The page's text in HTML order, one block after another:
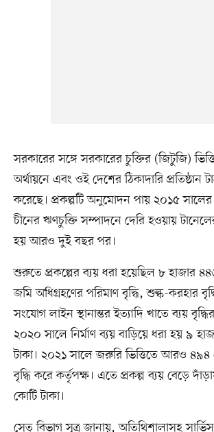
সরকারের সঙ্গে সরকারের চুক্তির (জিটুজি)
অর্থায়নে এবং ওই দেশের ঠিকাদারি প্রতিষ্ঠান
করেছে। প্রকল্পটি অনুমোদন পায় ২০১৫ সালের
চীনের ঋণচুক্তি সম্পাদনে দেরি হওয়ায়
হয় আরও দুই বছর পর।
শুরুতে প্রকল্পের ব্যয় ধরা হয়েছিল ৮ হাজার
জমি অধিগ্রহণের পরিমাণ বৃদ্ধি, শুল্ক-করহার
সংযোগ লাইন স্থানান্তর ইত্যাদি খাতে ব্যয়
২০২০ সালে নির্মাণ ব্যয় বাড়িয়ে ধরা হয় ৯
টাকা। ২০২১ সালে জরুরি ভিত্তিতে আরও ৪৯৪
বৃদ্ধি করে কর্তৃপক্ষ। এতে প্রকল্প ব্যয় বেড়ে
কোটি টাকা।
সেতু বিভাগ সূত্র জানায়, অতিথিশালাসহ